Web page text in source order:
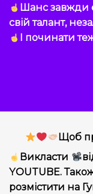
Шанс завжди
свій талант,
І починати
Щоб
Викласти
YOUTUBE.
розмістити на